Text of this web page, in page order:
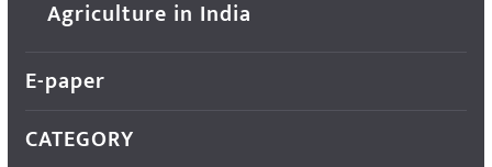
Agriculture in India
E-paper
CATEGORY